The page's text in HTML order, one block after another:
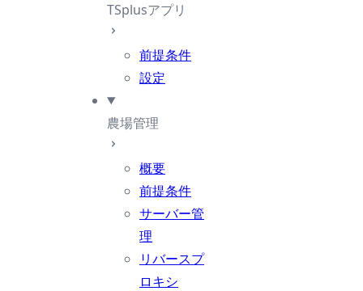
TSplusアプリ
前提条件
設定
農場管理
概要
前提条件
サーバー管
理
リバースプ
ロキシ